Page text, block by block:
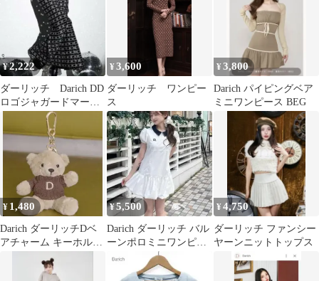
¥2,222
ダーリッチ Darich DD
ロゴジャガードマーメ
イドスカート ブラッ
¥3,600
ダーリッチ ワンピー
ス
¥3,800
Darich パイピングベア
ミニワンピース BEG
¥ 1,480
Darich ダーリッチDベ
アチャーム キーホルダ
ー ノベルティ 9周年
¥ 5,500
Darich ダーリッチ バル
ーンポロミニワンピー
ス ホワイト
¥4,750
ダーリッチ ファンシー
ヤーンニットトップス